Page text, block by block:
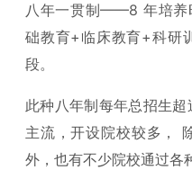
八年一贯制——8 年培养
础教育+临床教育+科研
段。
此种八年制每年总招生
主流，开设院校较多，
外，也有不少院校通过各